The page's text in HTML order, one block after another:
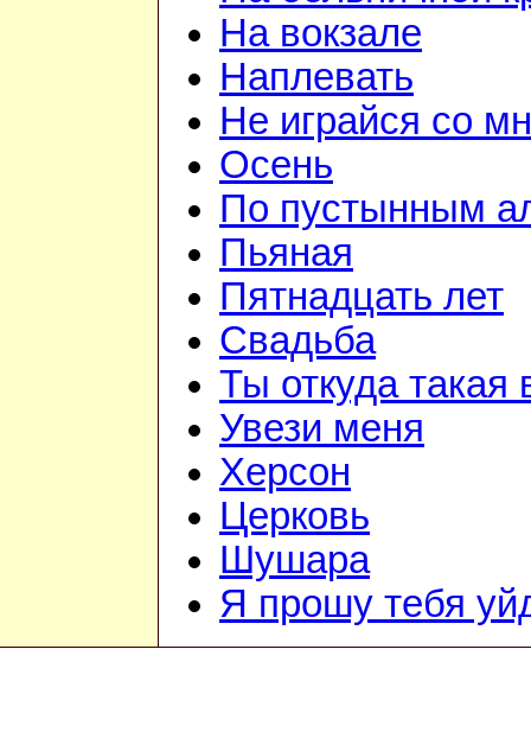
На вокзале
Наплевать
Не играйся со
Осень
По пустынным
Пьяная
Пятнадцать лет
Свадьба
Ты откуда такая
Увези меня
Херсон
Церковь
Шушара
Я прошу тебя